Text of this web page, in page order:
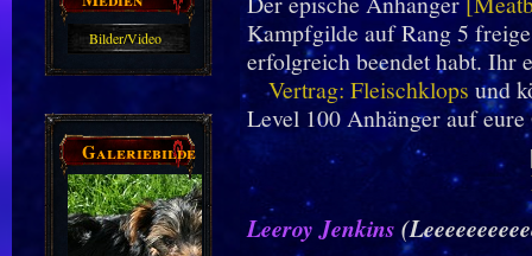
Bilder/Video
Galeriebilder
Kampfgilde auf Rang 5
erfolgreich beendet habt. Ihr
Vertrag: Fleischklops und
Level 100 Anhänger auf
Leeroy Jenkins